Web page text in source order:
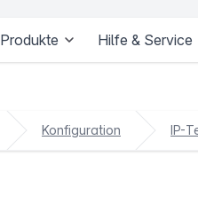
Produkte Hilfe & Service
Konfiguration IP-